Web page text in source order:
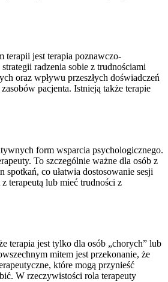
terapii jest terapia poznawczo-
radzenia sobie z trudnościami
oraz wpływu przeszłych doświadczeń
pacjenta. Istnieją także terapie
form wsparcia psychologicznego.
To szczególnie ważne dla osób z
co ułatwia dostosowanie sesji
terapeutą lub mieć trudności z
terapia jest tylko dla osób „chorych” lub
mitem jest przekonanie, że
które mogą przynieść
W rzeczywistości rola terapeuty